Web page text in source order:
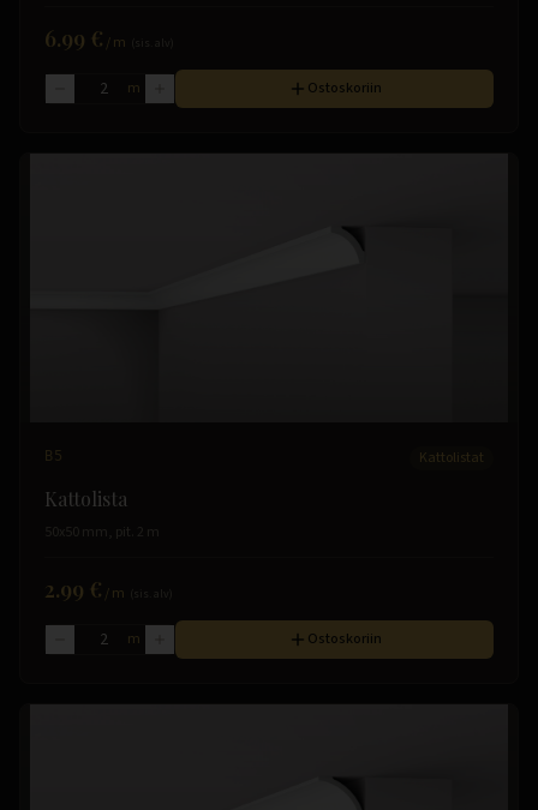
6.99 € /m
m Ostoskoriin
B5 Kattolistat
Kattolista
50x50 mm, pit. 2 m
2.99 € /m
m Ostoskoriin